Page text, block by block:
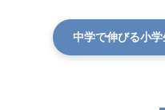
中学で伸びる小